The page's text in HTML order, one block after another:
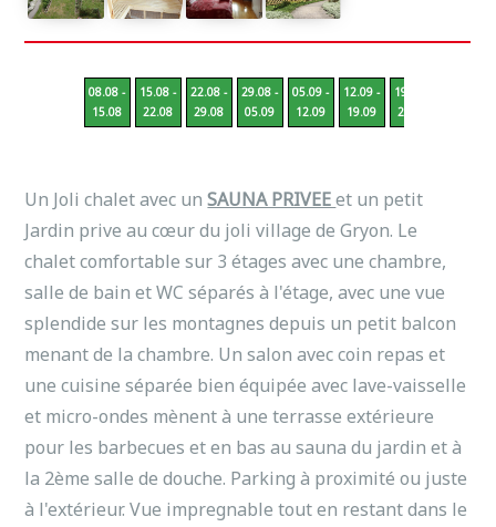
08.08 -
15.08
15.08 -
22.08
22.08 -
29.08
29.08 -
05.09
05.09 -
12.09
12.09 -
19.09
19.09 -
26.09
Un Joli chalet avec unSAUNA PRIVEEet un petit
Jardin prive au cœur du joli village de Gryon. Le
chalet comfortable sur 3 étages avec une chambre,
salle de bain et WC séparés à l'étage, avec une vue
splendide sur les montagnes depuis un petit balcon
menant de la chambre. Un salon avec coin repas et
une cuisine séparée bien équipée avec lave-vaisselle
et micro-ondes mènent à une terrasse extérieure
pour les barbecues et en bas au sauna du jardin et à
la 2ème salle de douche. Parking à proximité ou juste
à l'extérieur. Vue impregnable tout en restant dans le